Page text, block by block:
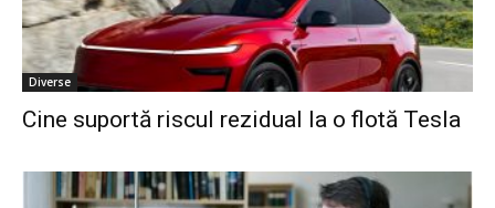
Diverse
Cine suportă riscul rezidual la o flotă Tesla